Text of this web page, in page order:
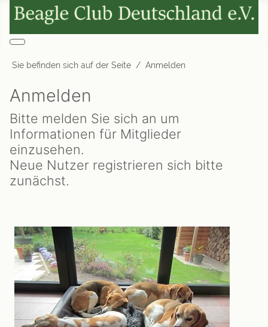
Sie befinden sich auf der Seite Anmelden
Anmelden
Bitte melden Sie sich an um
Informationen für Mitglieder
einzusehen.
Neue Nutzer registrieren sich bitte
zunächst.